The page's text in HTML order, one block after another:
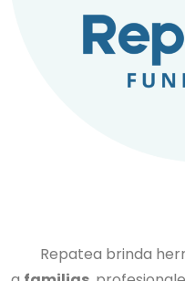
Repatea brinda